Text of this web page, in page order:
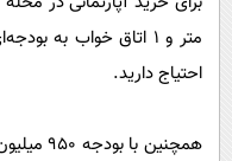
احتیاج دارید.